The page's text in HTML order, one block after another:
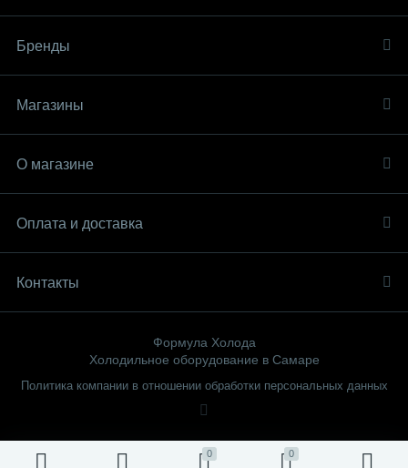
0 0
Бренды
Магазины
О магазине
Оплата и доставка
Контакты
Формула Холода
Холодильное оборудование в Самаре
Политика компании в отношении обработки персональных данных